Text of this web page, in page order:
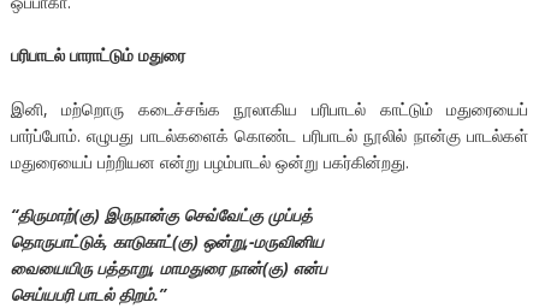
பரிபாடல் பாராட்டும் மதுரை
இனி, மற்றாெரு கடைச்சங்க நூலாகிய பரிபாடல் காட்டும் மதுரையைப்
பார்ப்போம். எழுபது பாடல்களைக் கொண்ட பரிபாடல் நூலில் நான்கு பாடல்கள்
மதுரையைப் பற்றியன என்று பழம்பாடல் ஒன்று பகர்கின்றது.
“திருமாற்(கு) இருநான்கு செவ்வேட்கு முப்பத்
தொருபாட்டுக், காடுகாட்(கு) ஒன்று,-மருவினிய
வையையிரு பத்தாறு, மாமதுரை நான்(கு) என்ப
செய்யபரி பாடல் திறம்.”